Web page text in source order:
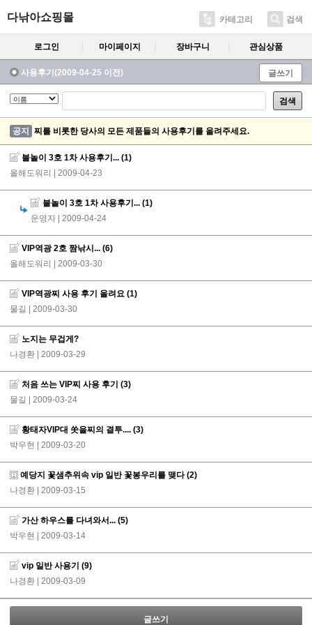
다낚아쇼핑몰 카테고리 검색
로그인 마이페이지 장바구니 관심상품
사용후기(2009-04-25 이전) 글쓰기
검색
공지 찌를 비롯한 당사의 모든 제품들의 사용후기를 올려주세요.
불놀이 3호 1차 사용후기... (1)
올해도워리 | 2009-04-23
불놀이 3호 1차 사용후기... (1)
운영자 | 2009-04-24
VIP역광 2호 짬낚시... (6)
올해도워리 | 2009-03-30
VIP역광찌 사용 후기 올려요 (1)
물길 | 2009-03-30
노지는 무겁게?
나경환 | 2009-03-29
처음 쓰는 VIP찌 사용 후기 (3)
물길 | 2009-03-24
황태자VIP대 쏫을찌의 결투.... (3)
박우현 | 2009-03-20
예당지 꽃샘추위속 vip 일반 꽃봉우리를 맺다(2)
나경환 | 2009-03-15
가산 하우스를 다녀와서... (5)
박우현 | 2009-03-14
vip 일반 사용기 (9)
나경환 | 2009-03-09
글쓰기